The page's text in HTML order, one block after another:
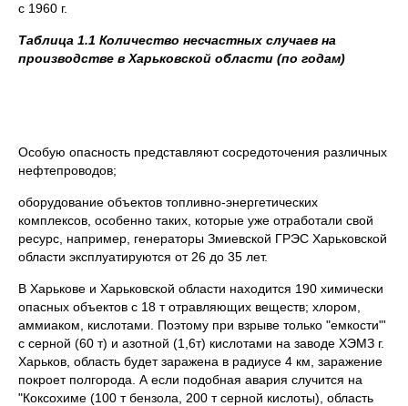
с 1960 г.
Таблица 1.1 Количество несчастных случаев на
производстве в Харьковской области (по годам)
Особую опасность представляют сосредоточения различных
нефтепроводов;
оборудование объектов топливно-энергетических
комплексов, особенно таких, которые уже отработали свой
ресурс, например, генераторы Змиевской ГРЭС Харьковской
области эксплуатируются от 26 до 35 лет.
В Харькове и Харьковской области находится 190 химически
опасных объектов с 18 т отравляющих веществ; хлором,
аммиаком, кислотами. Поэтому при взрыве только "емкости"'
с серной (60 т) и азотной (1,6т) кислотами на заводе ХЭМЗ г.
Харьков, область будет заражена в радиусе 4 км, заражение
покроет полгорода. А если подобная авария случится на
"Коксохиме (100 т бензола, 200 т серной кислоты), область